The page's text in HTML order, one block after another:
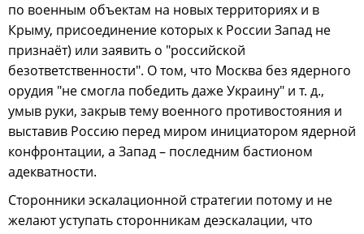
по военным объектам на новых территориях и в
Крыму, присоединение которых к России Запад не
признаёт) или заявить о "российской
безответственности". О том, что Москва без ядерного
орудия "не смогла победить даже Украину" и т. д.,
умыв руки, закрыв тему военного противостояния и
выставив Россию перед миром инициатором ядерной
конфронтации, а Запад – последним бастионом
адекватности.
Сторонники эскалационной стратегии потому и не
желают уступать сторонникам деэскалации, что